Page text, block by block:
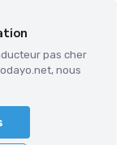
pas cher
nous